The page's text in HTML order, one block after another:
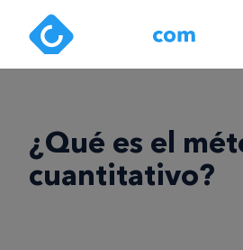
¿Qué es el
cuantitativo?